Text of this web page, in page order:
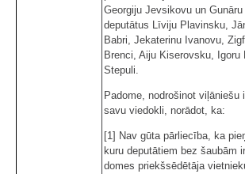
Georgiju Jevsikovu un
deputātus Līviju Plavinsku,
Babri, Jekaterinu Ivanovu,
Brenci, Aiju Kiserovsku, Igoru
Stepuli.
Padome, nodrošinot
savu viedokli, norādot, ka:
[1] Nav gūta pārliecība, ka
kuru deputātiem bez šaubām
domes priekšsēdētāja